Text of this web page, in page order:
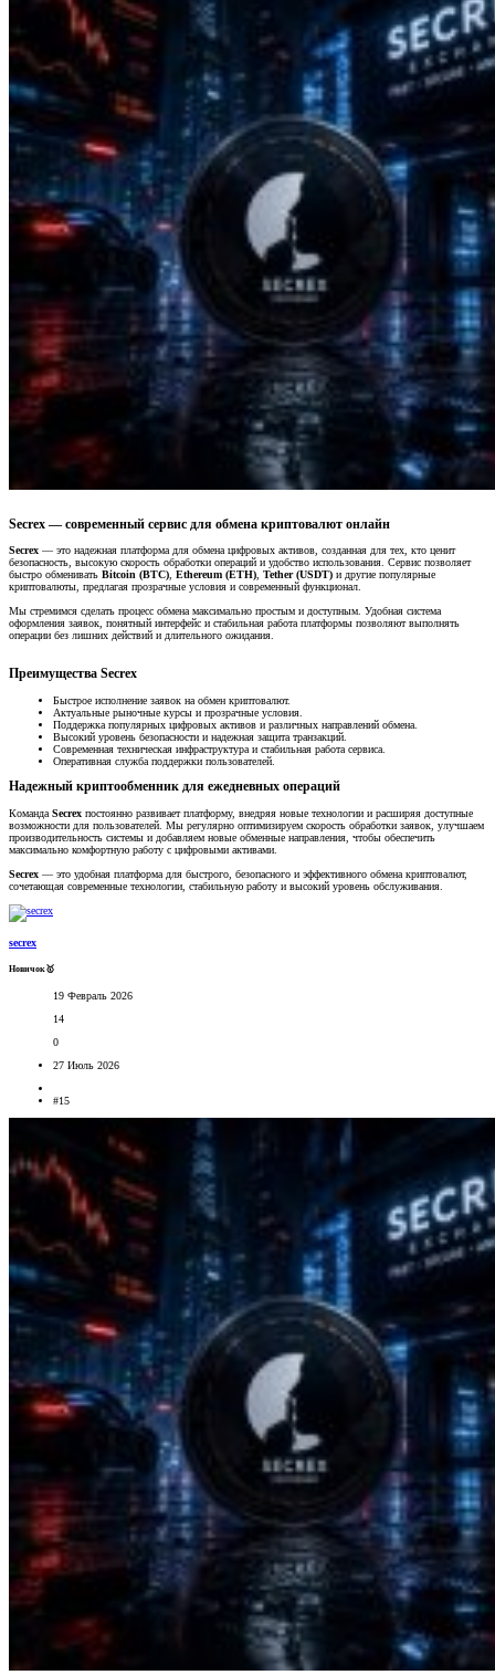
Secrex — современный сервис для обмена криптовалют онлайн​
Secrex — это надежная платформа для обмена цифровых активов, созданная для тех, кто ценит
безопасность, высокую скорость обработки операций и удобство использования. Сервис позволяет
быстро обменивать Bitcoin (BTC), Ethereum (ETH), Tether (USDT) и другие популярные
криптовалюты, предлагая прозрачные условия и современный функционал.
Мы стремимся сделать процесс обмена максимально простым и доступным. Удобная система
оформления заявок, понятный интерфейс и стабильная работа платформы позволяют выполнять
операции без лишних действий и длительного ожидания.
Преимущества Secrex​
Быстрое исполнение заявок на обмен криптовалют.
Актуальные рыночные курсы и прозрачные условия.
Поддержка популярных цифровых активов и различных направлений обмена.
Высокий уровень безопасности и надежная защита транзакций.
Современная техническая инфраструктура и стабильная работа сервиса.
Оперативная служба поддержки пользователей.
Надежный криптообменник для ежедневных операций​
Команда Secrex постоянно развивает платформу, внедряя новые технологии и расширяя доступные
возможности для пользователей. Мы регулярно оптимизируем скорость обработки заявок, улучшаем
производительность системы и добавляем новые обменные направления, чтобы обеспечить
максимально комфортную работу с цифровыми активами.
Secrex — это удобная платформа для быстрого, безопасного и эффективного обмена криптовалют,
сочетающая современные технологии, стабильную работу и высокий уровень обслуживания.
secrex
Новичок🥇
19 Февраль 2026
14
0
27 Июль 2026
#15